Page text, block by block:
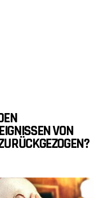
VON G